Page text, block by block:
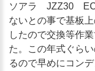
ソアラ JZZ30
ないとの事で基板
したので交換等作
た。この年式ぐら
るので早めにコン